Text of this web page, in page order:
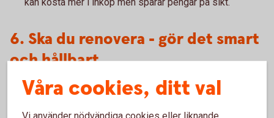
6. Ska du renovera - gör det smart
och hållbart
Att flytta till hus innebär ofta en längtan efter att sätta sin
egen prägel på hemmet. Kanske vill du fräscha upp ytskikt,
Våra cookies, ditt val
Vi använder nödvändiga cookies eller liknande